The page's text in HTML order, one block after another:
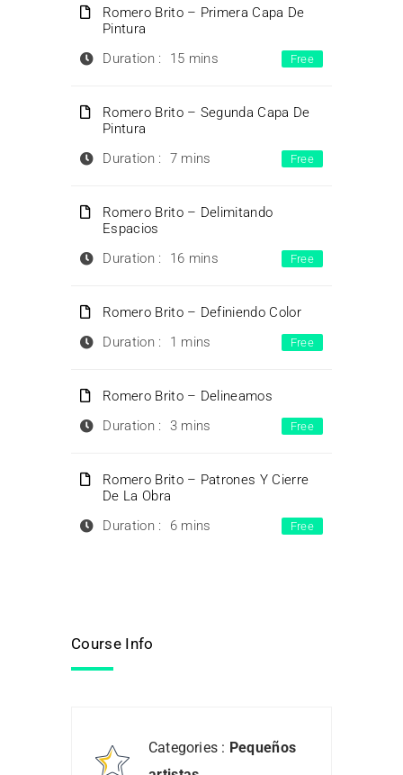
Romero Brito – Primera Capa De
Pintura
Free
Duration : 15 mins
Romero Brito – Segunda Capa De
Pintura
Free
Duration : 7 mins
Romero Brito – Delimitando
Espacios
Free
Duration : 16 mins
Romero Brito – Definiendo Color
Free
Duration : 1 mins
Romero Brito – Delineamos
Free
Duration : 3 mins
Romero Brito – Patrones Y Cierre
De La Obra
Free
Duration : 6 mins
Course Info
Categories : Pequeños